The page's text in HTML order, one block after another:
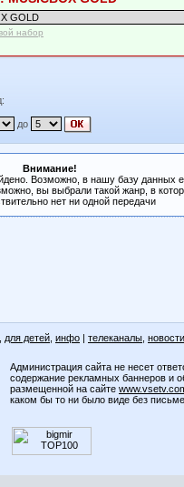
набор
до
Внимание!
Возможно, в нашу базу данных
вы выбрали такой жанр, в
нет ни одной передачи
для детей инфо | телеканалы
Администрация сайта не несет
содержание рекламных баннеров и
размещенной на сайте
каком бы то ни было виде без